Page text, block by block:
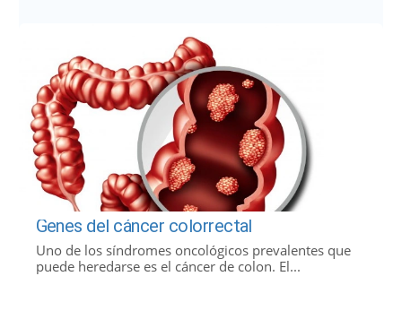
Genes del cáncer colorrectal
Uno de los síndromes oncológicos prevalentes que
puede heredarse es el cáncer de colon. El...